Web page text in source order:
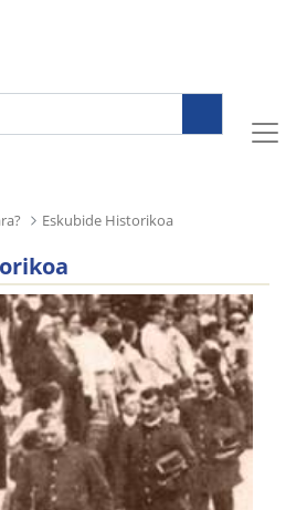
Eskubide Historikoa